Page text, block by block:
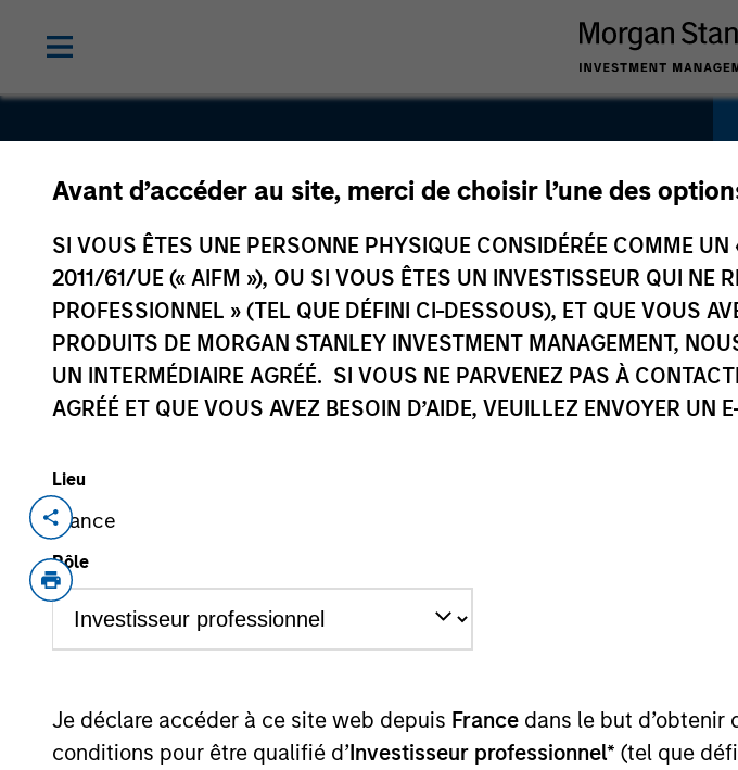
Avant d’accéder au site, merci de choisir l’une des
SI VOUS ÊTES UNE PERSONNE PHYSIQUE CONSIDÉRÉE COMME
2011/61/UE (« AIFM »), OU SI VOUS ÊTES UN INVESTISSEUR QUI NE
PROFESSIONNEL » (TEL QUE DÉFINI CI-DESSOUS), ET QUE VOUS
PRODUITS DE MORGAN STANLEY INVESTMENT MANAGEMENT,
UN INTERMÉDIAIRE AGRÉÉ. SI VOUS NE PARVENEZ PAS À
AGRÉÉ ET QUE VOUS AVEZ BESOIN D’AIDE, VEUILLEZ ENVOYER UN
Lieu
France
Rôle
Je déclare accéder à ce site web depuis France dans le but
conditions pour être qualifié d’Investisseur professionnel* (tel que
Sterling
Pathology focused diagnostic chain having presence inWest and
network of labs and collection centres with capability to provide a
services including specialized tests.